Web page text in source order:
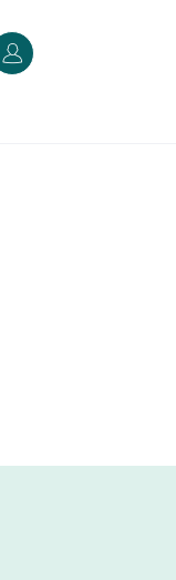
Accedi o registrati